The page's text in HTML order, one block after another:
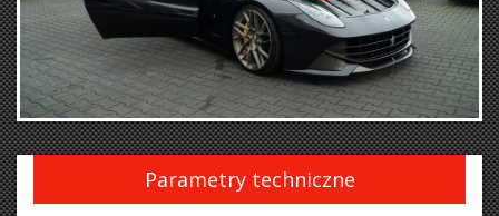
Parametry techniczne